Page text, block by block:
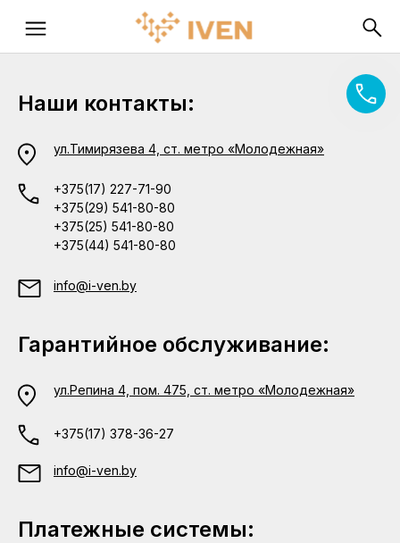
Наши контакты:
ул.Тимирязева 4, ст. метро «Молодежная»
+375(17) 227-71-90
+375(29) 541-80-80
+375(25) 541-80-80
+375(44) 541-80-80
info@i-ven.by
Гарантийное обслуживание:
ул.Репина 4, пом. 475, ст. метро «Молодежная»
+375(17) 378-36-27
info@i-ven.by
Платежные системы: